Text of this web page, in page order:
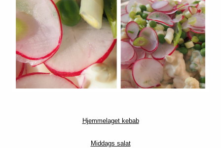
Hjemmelaget kebab
Middags salat